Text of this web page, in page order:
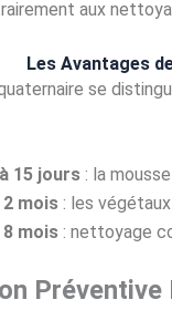
aux
Les Avantages
se
15 jours : la
2 mois : les
8 mois : nettoyage
Préventive